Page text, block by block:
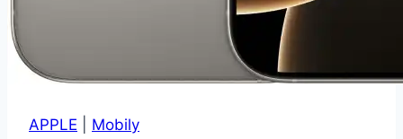
APPLE Mobily